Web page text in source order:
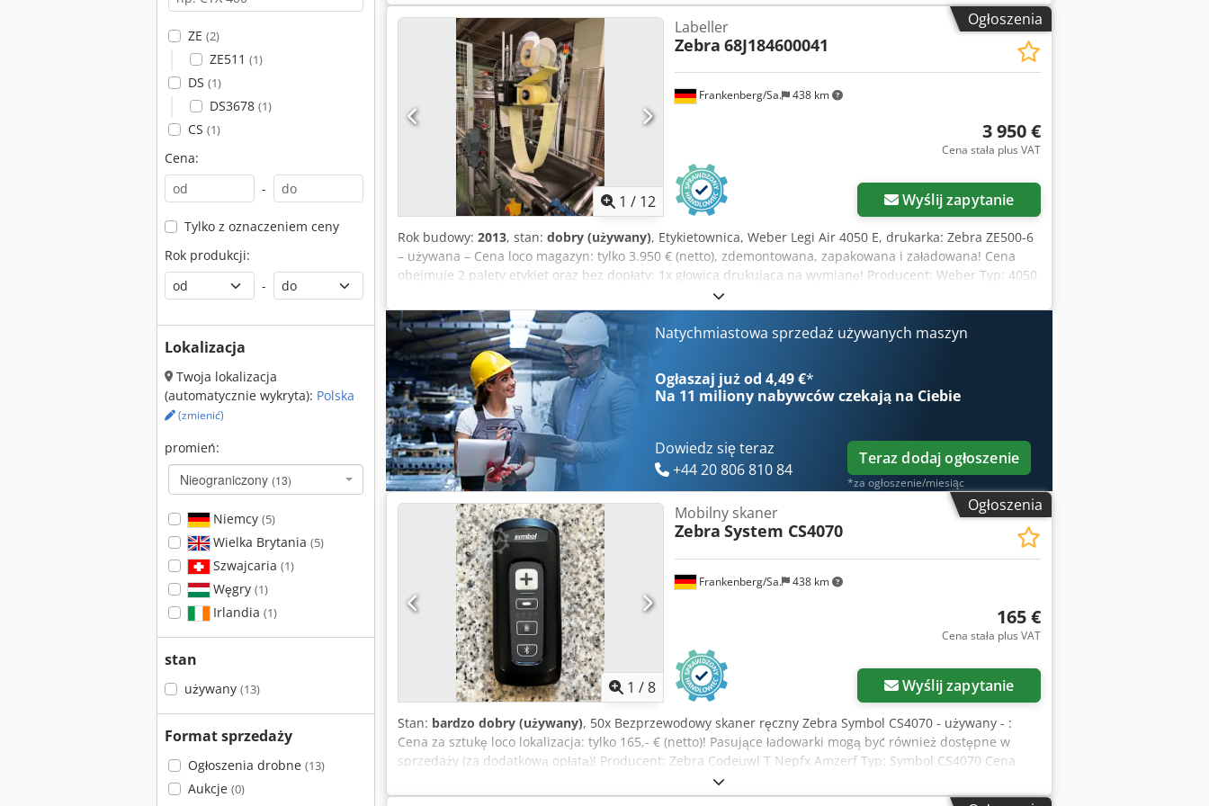
ZE (2)
ZE511 (1)
DS (1)
DS3678 (1)
CS (1)
Cena:
-
Tylko z oznaczeniem ceny
Rok produkcji:
-
Lokalizacja
Twoja lokalizacja
(automatycznie wykryta): Polska
(zmienić)
promień:
Nieograniczony (13)
Niemcy (5)
Wielka Brytania (5)
Szwajcaria (1)
Węgry (1)
Irlandia (1)
stan
używany (13)
Format sprzedaży
Ogłoszenia drobne (13)
Aukcje (0)
RFID (odczyt i kodowanie etykiet RFIF) Długość etykiety min: 12,7 mm Szerokość nośnika druku: 16-114 mm
Szerokość taśmy: 25,4-107 mm Maksymalna długość taśmy: 900 m Średnica rdzenia rolki: 25,4 mm
Maksymalna średnica rolki: 101,6 mm Rozdzielczość: 203 punkty/cal (8 punktów/mm) Rozmiar kropki:
0,125 mm x 0,125 mm Prędkość druku: 12 cali/sekundę
Ogłoszenia
1 / 12
Frankenberg/Sa. 438 km
Labeller
Zebra 68J184600041
3 950 €
Cena stała plus VAT
Wyślij zapytanie
Rok budowy: 2013, stan: dobry (używany), Etykietownica, Weber Legi Air 4050 E, drukarka: Zebra ZE500-6
– używana – Cena loco magazyn: tylko 3.950 € (netto), zdemontowana, zapakowana i załadowana! Cena
obejmuje 2 palety etykiet oraz bez dopłaty: 1x głowica drukująca na wymianę! Producent: Weber Typ: 4050
E Csdowxwfhopfx Amzerf Rok produkcji: 2013 Nr seryjny: 13020131 Producent: Zebra Model: ZE500-6 Typ:
68J184600041 Stan: dobry Dostępność: od zaraz Lokalizacja: magazyn Frankenberg
Natychmiastowa sprzedaż używanych maszyn
Ogłaszaj już od 4,49 €*
Na 11 miliony nabywcówczekają na Ciebie
Dowiedz się teraz
+44 20 806 810 84
Teraz dodaj ogłoszenie
*za ogłoszenie/miesiąc
Ogłoszenia
1 /8
Frankenberg/Sa. 438 km
Mobilny skaner
Zebra System CS4070
165 €
Cena stała plus VAT
Wyślij zapytanie
Stan: bardzo dobry (używany), 50x Bezprzewodowy skaner ręczny Zebra Symbol CS4070 - używany - :
Cena za sztukę loco lokalizacja: tylko 165,- € (netto)! Pasujące ładowarki mogą być również dostępne w
sprzedaży (za dodatkową opłatą)! Producent: Zebra Codeuwl T Nepfx Amzerf Typ: Symbol CS4070 Cena
obejmuje 1 baterię (dodatkowe baterie mogą być dostępne za dodatkową opłatą) Rok produkcji: nieznany
Stan: dobry - bardzo dobry Dostępne: natychmiast Lokalizacja: Magazyn Frankenberg / Saksonia